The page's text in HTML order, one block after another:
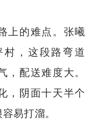
上的难点。张曦
，这段路弯道
配送难度大。
，阴面十天半个
易打溜。